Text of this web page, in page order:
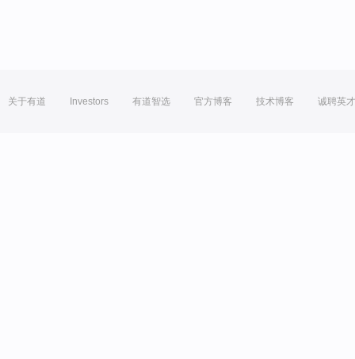
关于有道 Investors 有道智选 官方博客 技术博客 诚聘英才